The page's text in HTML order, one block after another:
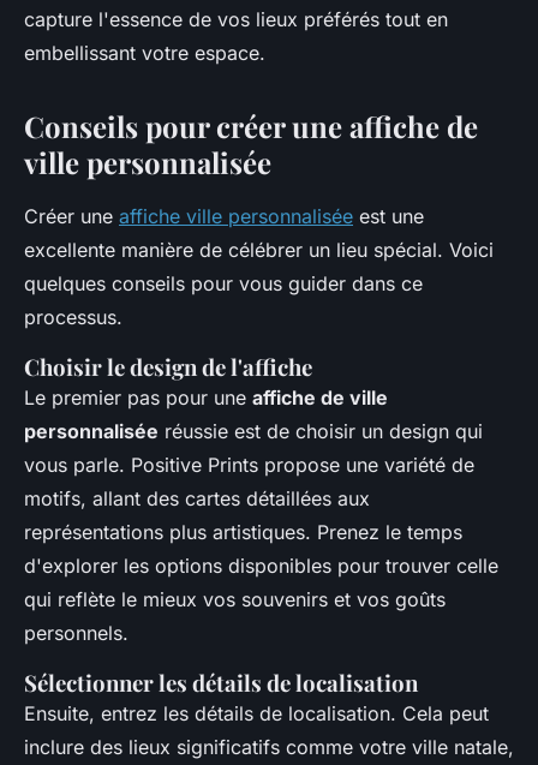
capture l'essence de vos lieux préférés tout en
embellissant votre espace.
Conseils pour créer une affiche de
ville personnalisée
Créer une affiche ville personnalisée est une
excellente manière de célébrer un lieu spécial. Voici
quelques conseils pour vous guider dans ce
processus.
Choisir le design de l'affiche
Le premier pas pour une affiche de ville
personnalisée réussie est de choisir un design qui
vous parle. Positive Prints propose une variété de
motifs, allant des cartes détaillées aux
représentations plus artistiques. Prenez le temps
d'explorer les options disponibles pour trouver celle
qui reflète le mieux vos souvenirs et vos goûts
personnels.
Sélectionner les détails de localisation
Ensuite, entrez les détails de localisation. Cela peut
inclure des lieux significatifs comme votre ville natale,